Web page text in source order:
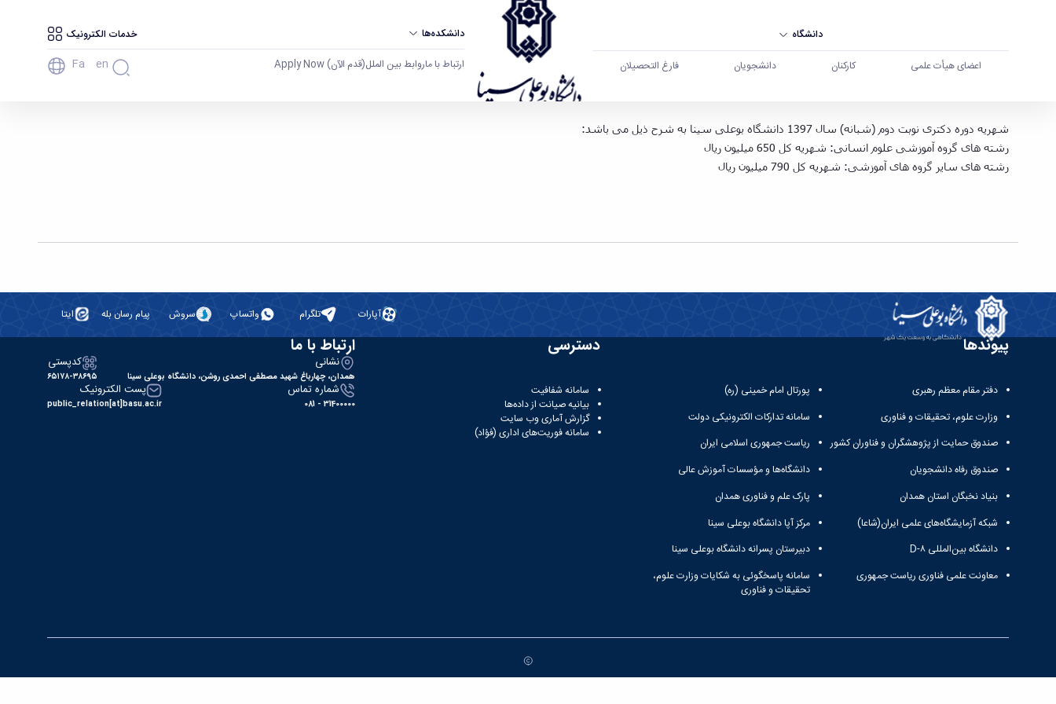
دانشگاه
اعضای هیأت علمی کارکنان دانشجویان فارغ التحصیلان
دانشکده‌ها خدمات الکترونیک
ارتباط با ماروابط بین الملل(قدم الآن) Apply Now Fa En
شهریه دوره دکتری نوبت دوم (شبانه) سال 1397 دانشگاه بوعلی سینا - دانشگاه بوعلی سینا همدان
شهریه دوره دکتری نوبت دوم (شبانه) سال 1397 دانشگاه بوعلی سینا به شرح ذیل می باشد:
رشته های گروه آموزشی علوم انسانی: شهریه کل 650 میلیون ریال
رشته های سایر گروه های آموزشی: شهریه کل 790 میلیون ریال
آپارات تلگرام واتساپ سروش پیام رسان بله ایتا
پیوندها
دفتر مقام معظم رهبری
وزارت علوم، تحقیقات و فناوری
صندوق حمایت از پژوهشگران و فناوران کشور
صندوق رفاه دانشجویان
بنیاد نخبگان استان همدان
شبکه آزمایشگاه‌های علمی ایران(شاعا)
دانشگاه بین‌المللی D-۸
معاونت علمی فناوری ریاست جمهوری
پورتال امام خمینی (ره)
سامانه تدارکات الکترونیکی دولت
ریاست جمهوری اسلامی ایران
دانشگاه‌ها و مؤسسات آموزش عالی
پارک علم و فناوری همدان
مرکز آپا دانشگاه بوعلی سینا
دبیرستان پسرانه دانشگاه بوعلی سینا
سامانه پاسخگوئی به شکایات وزارت علوم،
تحقیقات و فناوری
دسترسی
سامانه شفافیت
بیانیه صیانت از داده‌ها
گزارش آماری وب‌ سایت
سامانه فوریت‌های اداری (فؤاد)
ارتباط با ما
نشانی
همدان، چهارباغ شهید مصطفی احمدی روشن، دانشگاه بوعلی سینا
کدپستی
۶۵۱۷۸-۳۸۶۹۵
شماره تماس
31400000 - 081
پست الکترونیک
public_relation[at]basu.ac.ir